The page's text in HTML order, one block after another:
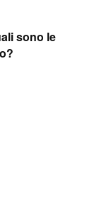
sono le